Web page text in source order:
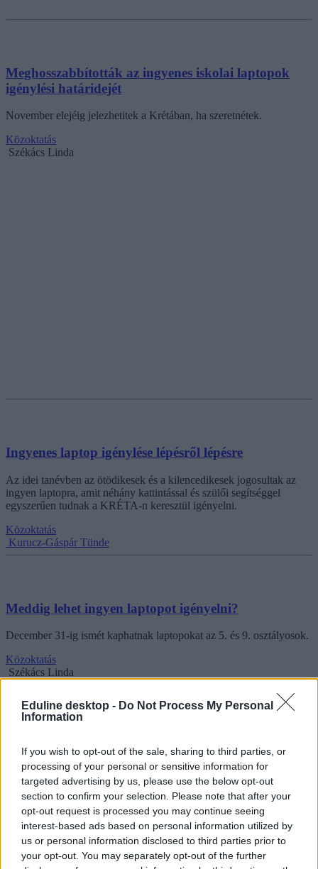
Eduline desktop - Do Not Process My Personal
Information
If you wish to opt-out of the sale, sharing to third parties, or
processing of your personal or sensitive information for
targeted advertising by us, please use the below opt-out
section to confirm your selection. Please note that after your
opt-out request is processed you may continue seeing
interest-based ads based on personal information utilized by
us or personal information disclosed to third parties prior to
your opt-out. You may separately opt-out of the further
Meghosszabbították az ingyenes iskolai laptopok
igénylési határidejét
November elejéig jelezhetitek a Krétában, ha szeretnétek.
Közoktatás
Székács Linda
Ingyenes laptop igénylése lépésről lépésre
Az idei tanévben az ötödikesek és a kilencedikesek jogosultak az
ingyen laptopra, amit néhány kattintással és szülői segítséggel
egyszerűen tudnak a KRÉTA-n keresztül igényelni.
Közoktatás
Kurucz-Gáspár Tünde
Meddig lehet ingyen laptopot igényelni?
December 31-ig ismét kaphatnak laptopokat az 5. és 9. osztályosok.
Közoktatás
Székács Linda
2025-ben?
Idén ötödikes a gyerekem, kaphat ingyen laptopot? - ezzel a
kérdéssel fordult lapunkhoz egy szülő. Válaszolunk.
Közoktatás
Székács Linda